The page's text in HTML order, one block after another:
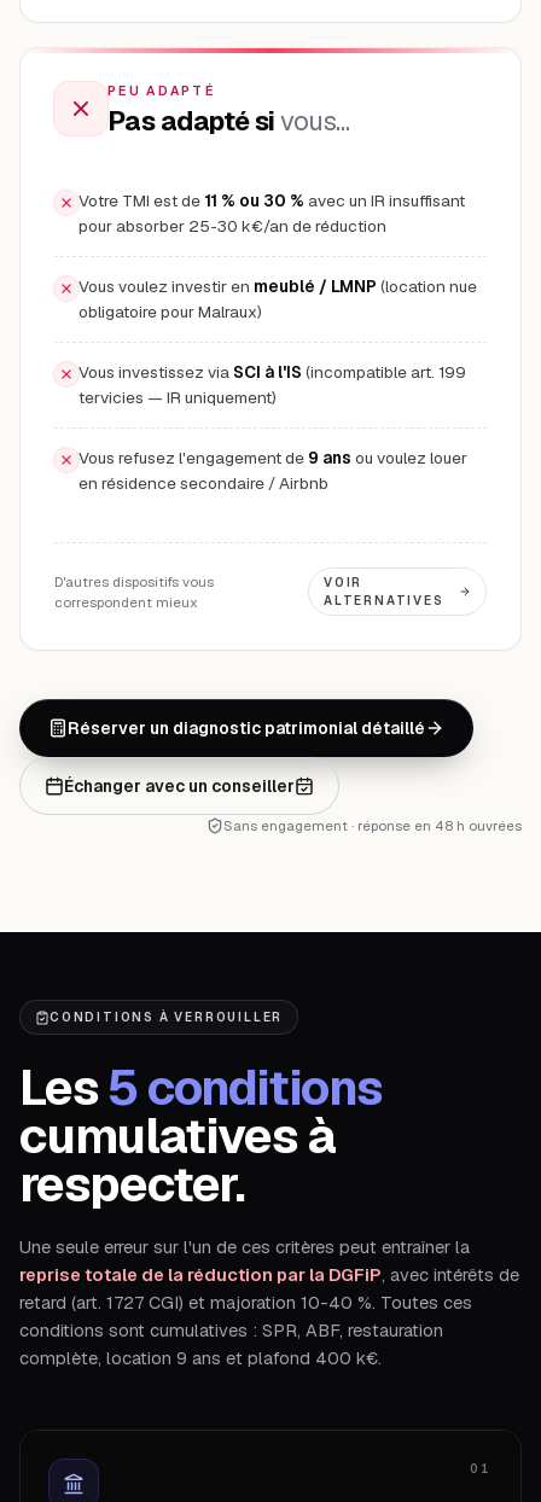
PEU ADAPTÉ
Pas adapté sivous…
Votre TMI est de 11 % ou 30 % avec un IR insuffisant
pour absorber 25-30 k€/an de réduction
Vous voulez investir en meublé / LMNP (location nue
obligatoire pour Malraux)
Vous investissez via SCI à l'IS (incompatible art. 199
tervicies — IR uniquement)
Vous refusez l'engagement de 9 ans ou voulez louer
en résidence secondaire / Airbnb
D'autres dispositifs vous
correspondent mieux
VOIR
ALTERNATIVES
Réserver un diagnostic patrimonial détaillé
Échanger avec un conseiller
Sans engagement · réponse en 48 h ouvrées
CONDITIONS À VERROUILLER
Les5 conditions
cumulatives à
respecter.
Une seule erreur sur l'un de ces critères peut entraîner la
reprise totale de la réduction par la DGFiP, avec intérêts de
retard (art. 1727 CGI) et majoration 10-40 %. Toutes ces
conditions sont cumulatives : SPR, ABF, restauration
complète, location 9 ans et plafond 400 k€.
01